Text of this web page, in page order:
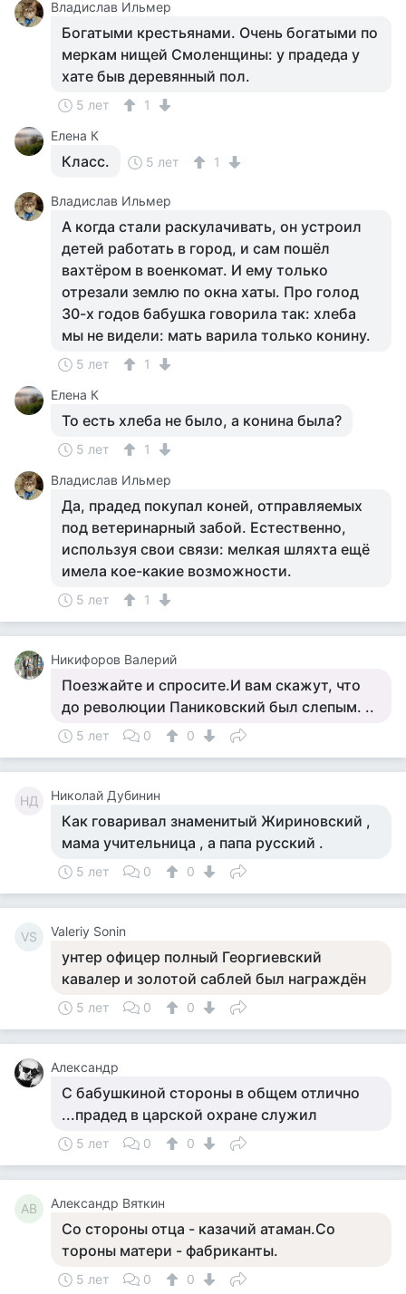
Владислав Ильмер
Богатыми крестьянами. Очень богатыми по
меркам нищей Смоленщины: у прадеда у
хате быв деревянный пол.
5 лет
1
Елена К
Класс. 5 лет 1
Владислав Ильмер
А когда стали раскулачивать, он устроил
детей работать в город, и сам пошёл
вахтёром в военкомат. И ему только
отрезали землю по окна хаты. Про голод
30-х годов бабушка говорила так: хлеба
мы не видели: мать варила только конину.
5 лет
1
Елена К
То есть хлеба не было, а конина была?
5 лет
1
Владислав Ильмер
Да, прадед покупал коней, отправляемых
под ветеринарный забой. Естественно,
используя свои связи: мелкая шляхта ещё
имела кое-какие возможности.
5 лет 1
Никифоров Валерий
Поезжайте и спросите.И вам скажут, что
до революции Паниковский был слепым. ..
5 лет 0 0
НД Николай Дубинин
Как говаривал знаменитый Жириновский ,
мама учительница , а папа русский .
5 лет 0 0
VS Valeriy Sonin
унтер офицер полный Георгиевский
кавалер и золотой саблей был награждён
5 лет 0 0
Александр
С бабушкиной стороны в общем отлично
...прадед в царской охране служил
5 лет 0 0
АВ Александр Вяткин
Со стороны отца - казачий атаман.Со
тороны матери - фабриканты.
5 лет 0 0